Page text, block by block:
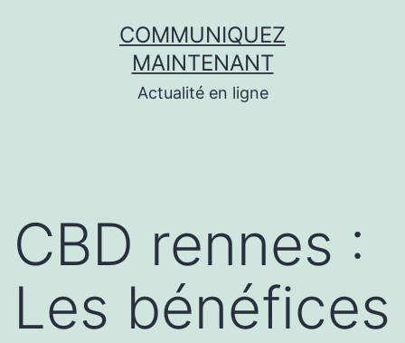
COMMUNIQUEZ
MAINTENANT
Actualité en ligne
CBD rennes :
Les bénéfices